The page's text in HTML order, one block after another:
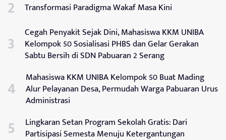
Transformasi Paradigma Wakaf Masa Kini
Cegah Penyakit Sejak Dini, Mahasiswa KKM UNIBA
Kelompok 50 Sosialisasi PHBS dan Gelar Gerakan
Sabtu Bersih di SDN Pabuaran 2 Serang
Mahasiswa KKM UNIBA Kelompok 50 Buat Mading
Alur Pelayanan Desa, Permudah Warga Pabuaran Urus
Administrasi
Lingkaran Setan Program Sekolah Gratis: Dari
Partisipasi Semesta Menuju Ketergantungan